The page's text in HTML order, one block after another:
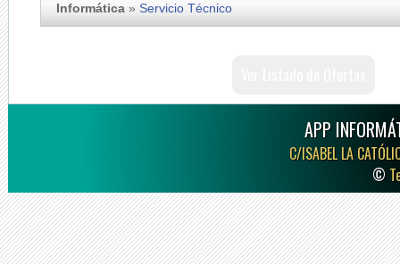
Informática » Servicio Técnico
APP
C/ISABEL LA
©